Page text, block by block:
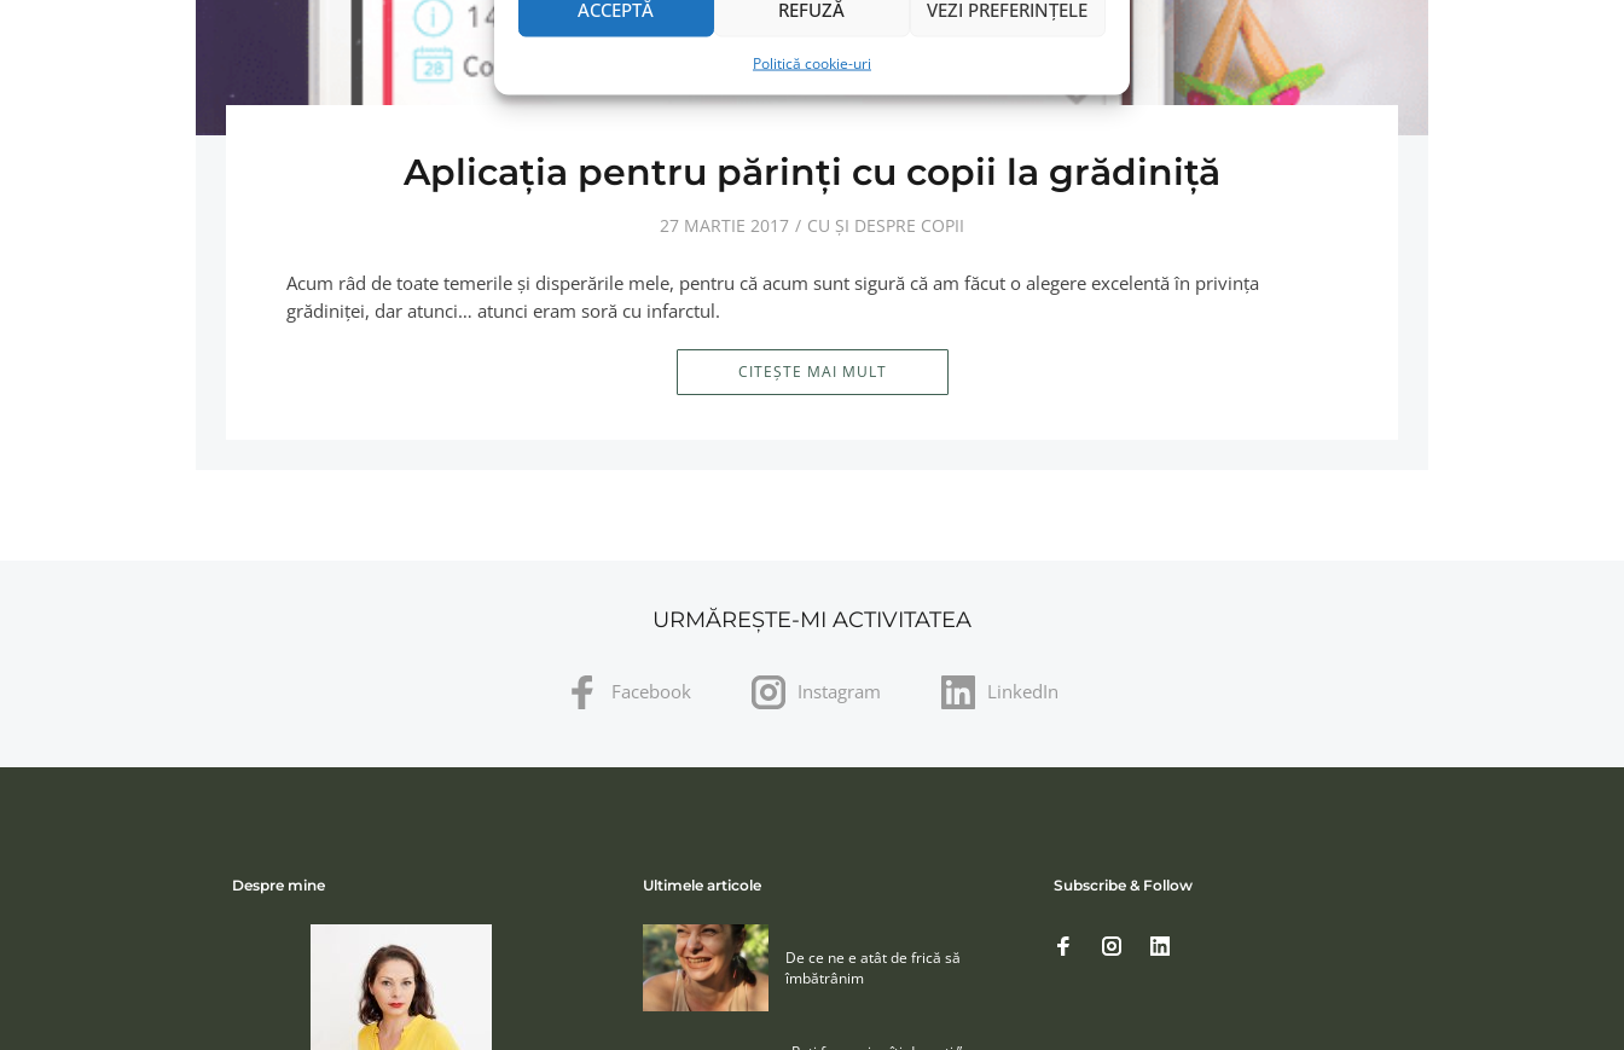
ACCEPTĂ REFUZĂ VEZI PREFERINȚELE
Politică cookie-uri
Aplicaţia pentru părinţi cu copii la grădiniţă
27 MARTIE 2017 CU ȘI DESPRE COPII
Acum râd de toate temerile şi disperările mele, pentru că acum sunt sigură că am făcut o alegere excelentă în privinţa
grădiniţei, dar atunci… atunci eram soră cu infarctul.
CITEȘTE MAI MULT
URMĂREȘTE-MI ACTIVITATEA
Facebook Instagram LinkedIn
Despre mine Ultimele articole
De ce ne e atât de frică să
îmbătrânim
Subscribe & Follow